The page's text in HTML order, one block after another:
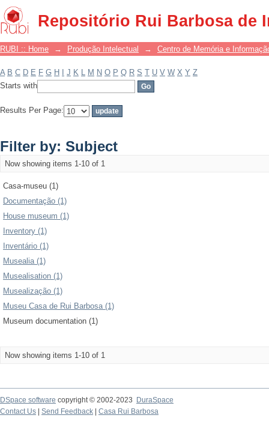
Repositório Rui Barbosa de
Filter by: Subject
RUBI :: Home → Produção Intelectual → Centro de Memória e
A B C D E F G H J K L M N O P Q R S T U V W X Y Z
Starts with
Results Per Page:
Filter by: Subject
Now showing items 1-10 of 1
Casa-museu (1)
Documentação (1)
House museum (1)
Inventory (1)
Inventário (1)
Musealia (1)
Musealisation (1)
Musealização (1)
Museu Casa de Rui Barbosa (1)
Museum documentation (1)
Now showing items 1-10 of 1
DSpace software copyright © 2002-2023
DuraSpace
Contact Us
Send Feedback Casa Rui Barbosa